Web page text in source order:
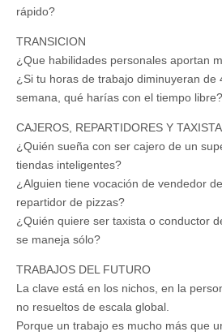
rápido?
TRANSICION
¿Que habilidades personales aportan
¿Si tu horas de trabajo diminuyeran de
semana, qué harías con el tiempo libre?
CAJEROS, REPARTIDORES Y
¿Quién sueña con ser cajero de un
tiendas inteligentes?
¿Alguien tiene vocación de vendedor
repartidor de pizzas?
¿Quién quiere ser taxista o conductor
se maneja sólo?
TRABAJOS DEL FUTURO
La clave está en los nichos, en la
no resueltos de escala global.
Porque un trabajo es mucho más que